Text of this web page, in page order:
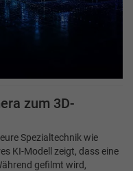
zum 3D-
Spezialtechnik wie
KI-Modell zeigt, dass eine
gefilmt wird,